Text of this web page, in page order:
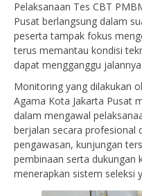
Pelaksanaan Tes CBT
Pusat berlangsung dalam
peserta tampak fokus
terus memantau kondisi
dapat mengganggu
Monitoring yang dilakukan
Agama Kota Jakarta Pusat
dalam mengawal
berjalan secara profesional
pengawasan, kunjungan
pembinaan serta dukungan
menerapkan sistem seleksi